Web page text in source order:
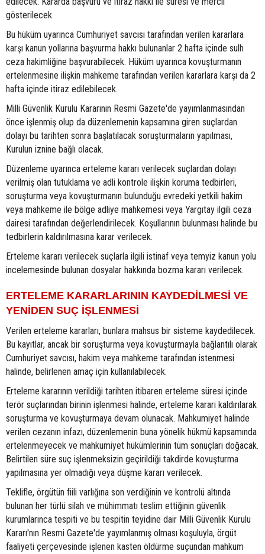
gösterilecek.
Bu hüküm uyarınca Cumhuriyet savcısı tarafından verilen kararlara
karşı kanun yollarına başvurma hakkı bulunanlar 2 hafta içinde sulh
ceza hakimliğine başvurabilecek. Hüküm uyarınca kovuşturmanın
ertelenmesine ilişkin mahkeme tarafından verilen kararlara karşı da 2
hafta içinde itiraz edilebilecek.
Milli Güvenlik Kurulu Kararının Resmi Gazete'de yayımlanmasından
önce işlenmiş olup da düzenlemenin kapsamına giren suçlardan
dolayı bu tarihten sonra başlatılacak soruşturmaların yapılması,
Kurulun iznine bağlı olacak.
Düzenleme uyarınca erteleme kararı verilecek suçlardan dolayı
verilmiş olan tutuklama ve adli kontrole ilişkin koruma tedbirleri,
soruşturma veya kovuşturmanın bulunduğu evredeki yetkili hakim
veya mahkeme ile bölge adliye mahkemesi veya Yargıtay ilgili ceza
dairesi tarafından değerlendirilecek. Koşullarının bulunması halinde bu
tedbirlerin kaldırılmasına karar verilecek.
Erteleme kararı verilecek suçlarla ilgili istinaf veya temyiz kanun yolu
incelemesinde bulunan dosyalar hakkında bozma kararı verilecek.
ERTELEME KARARLARININ KAYDEDİLMESİ VE
YENİDEN SUÇ İŞLENMESİ
Verilen erteleme kararları, bunlara mahsus bir sisteme kaydedilecek.
Bu kayıtlar, ancak bir soruşturma veya kovuşturmayla bağlantılı olarak
Cumhuriyet savcısı, hakim veya mahkeme tarafından istenmesi
halinde, belirlenen amaç için kullanılabilecek.
Erteleme kararının verildiği tarihten itibaren erteleme süresi içinde
terör suçlarından birinin işlenmesi halinde, erteleme kararı kaldırılarak
soruşturma ve kovuşturmaya devam olunacak. Mahkumiyet halinde
verilen cezanın infazı, düzenlemenin buna yönelik hükmü kapsamında
ertelenmeyecek ve mahkumiyet hükümlerinin tüm sonuçları doğacak.
Belirtilen süre suç işlenmeksizin geçirildiği takdirde kovuşturma
yapılmasına yer olmadığı veya düşme kararı verilecek.
Teklifle, örgütün fiili varlığına son verdiğinin ve kontrolü altında
bulunan her türlü silah ve mühimmatı teslim ettiğinin güvenlik
kurumlarınca tespiti ve bu tespitin teyidine dair Milli Güvenlik Kurulu
Kararı'nın Resmi Gazete'de yayımlanmış olması koşuluyla, örgüt
faaliyeti çerçevesinde işlenen kasten öldürme suçundan mahkum